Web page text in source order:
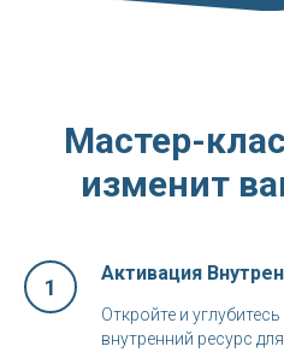
Мастер-
изменит
1
Активация
Откройте и
внутренний ресурс